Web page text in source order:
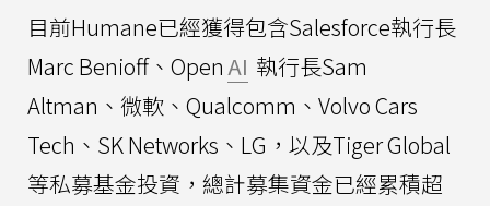
目前Humane已經獲得包含Salesforce執行長
Marc Benioff、OpenAI 執行長Sam
Altman、微軟、Qualcomm、Volvo Cars
Tech、SK Networks、LG，以及Tiger Global
等私募基金投資，總計募集資金已經累積超